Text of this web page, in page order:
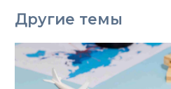
Другие темы